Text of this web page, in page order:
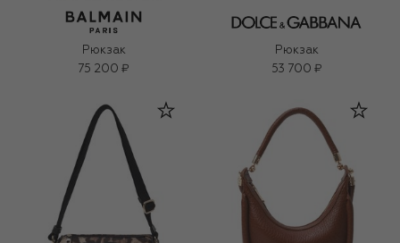
Рюкзак
75 200 ₽
Рюкзак
53 700 ₽